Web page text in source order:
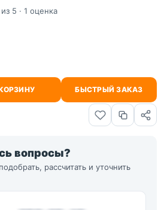
из 5 · 1 оценка
БЫСТРЫЙ ЗАКАЗ
вопросы?
рассчитать и уточнить